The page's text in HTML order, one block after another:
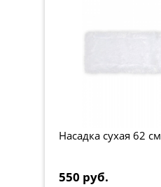
Насадка сухая 62 см
550 руб.